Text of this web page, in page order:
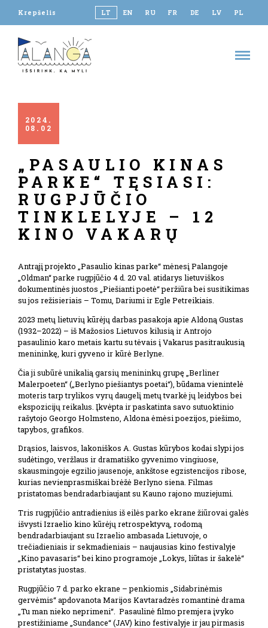
Krepšelis LT EN RU FR DE LV PL
„PASAULIO KINAS
PARKE“ TĘSIASI:
RUGPJŪČIO
TINKLELYJE – 12
KINO VAKARŲ
2024
08
02
Antrąjį projekto „Pasaulio kinas parke“ mėnesį Palangoje
„Oldman“ parke rugpjūčio 4 d. 20 val. atidarys lietuviškos
dokumentinės juostos „Piešianti poetė“ peržiūra bei susitikimas
su jos režisieriais – Tomu, Dariumi ir Egle Petreikiais.
2023 metų lietuvių kūrėjų darbas pasakoja apie Aldoną Gustas
(1932–2022) – iš Mažosios Lietuvos kilusią ir Antrojo
pasaulinio karo metais kartu su tėvais į Vakarus pasitraukusią
menininkę, kuri gyveno ir kūrė Berlyne.
Čia ji subūrė unikalią garsių menininkų grupę „Berliner
Malerpoeten“ („Berlyno piešiantys poetai“), būdama vienintelė
moteris tarp trylikos vyrų daugelį metų tvarkė jų leidybos bei
ekspozicijų reikalus. Įkvėpta ir paskatinta savo sutuoktinio
rašytojo Georgo Holmsteno, Aldona ėmėsi poezijos, piešimo,
tapybos, grafikos.
Drąsios, laisvos, lakoniškos A. Gustas kūrybos kodai slypi jos
sudėtingo, veržlaus ir dramatiško gyvenimo vingiuose,
skausmingoje egzilio jausenoje, ankštose egzistencijos ribose,
kurias nevienprasmiškai brėžė Berlyno siena. Filmas
pristatomas bendradarbiaujant su Kauno rajono muziejumi.
Tris rugpjūčio antradienius iš eilės parko ekrane žiūrovai galės
išvysti Izraelio kino kūrėjų retrospektyvą, rodomą
bendradarbiaujant su Izraelio ambasada Lietuvoje, o
trečiadieniais ir sekmadieniais – naujausias kino festivalyje
„Kino pavasaris“ bei kino programoje „Lokys, liūtas ir šakelė“
pristatytas juostas.
Rugpjūčio 7 d. parko ekrane – penkiomis „Sidabrinėmis
gervėmis“ apdovanota Marijos Kavtaradzės romantinė drama
„Tu man nieko neprimeni“. Pasaulinė filmo premjera įvyko
prestižiniame „Sundance“ (JAV) kino festivalyje ir jau pirmasis